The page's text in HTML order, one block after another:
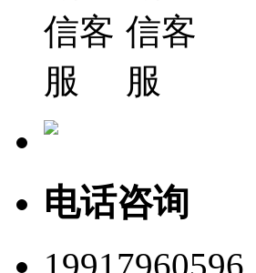
电话咨询